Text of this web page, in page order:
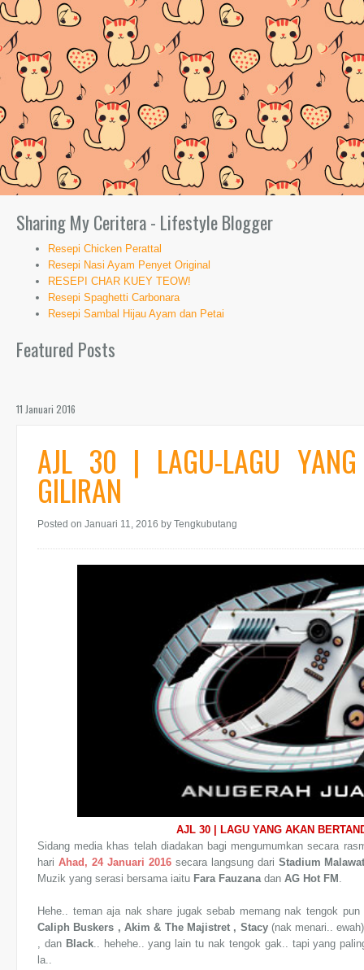
Sharing My Ceritera - Lifestyle Blogger
Resepi Chicken Perattal
Resepi Nasi Ayam Penyet Original
RESEPI CHAR KUEY TEOW!
Resepi Spaghetti Carbonara
Resepi Sambal Hijau Ayam dan Petai
Featured Posts
11 Januari 2016
AJL 30 | LAGU-LAGU YANG
GILIRAN
Posted on Januari 11, 2016 by Tengkubutang
AJL 30 | LAGU YANG AKAN
Sidang media khas telah diadakan bagi mengumumkan secara
hari Ahad, 24 Januari 2016secara langsung dari Stadium
Muzik yang serasi bersama iaitu Fara Fauzana dan AG Hot FM .
Hehe.. teman aja nak share jugak sebab memang nak tengok pun
Caliph Buskers , Akim & The Majistret , Stacy(nak menari..
, dan Black.. hehehe.. yang lain tu nak tengok gak.. tapi yang
la..